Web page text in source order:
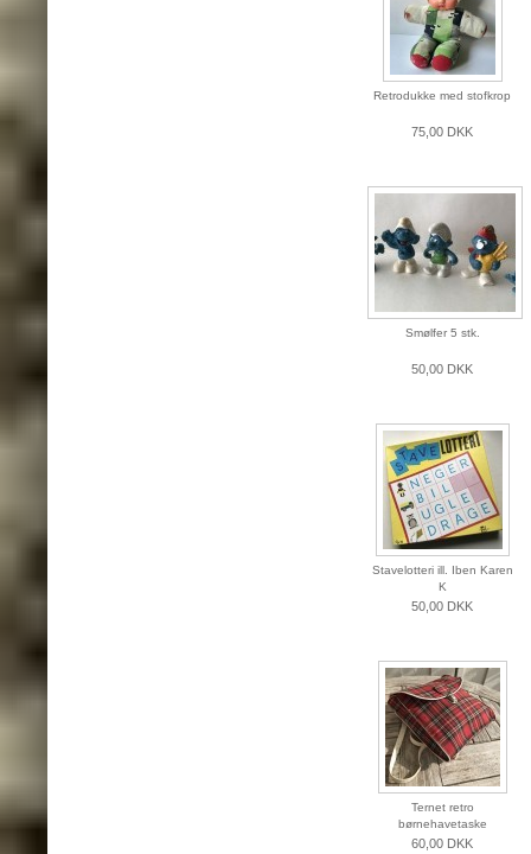
Retrodukke med stofkrop
75,00 DKK
Smølfer 5 stk.
50,00 DKK
Stavelotteri ill. Iben Karen
K
50,00 DKK
Ternet retro
børnehavetaske
60,00 DKK